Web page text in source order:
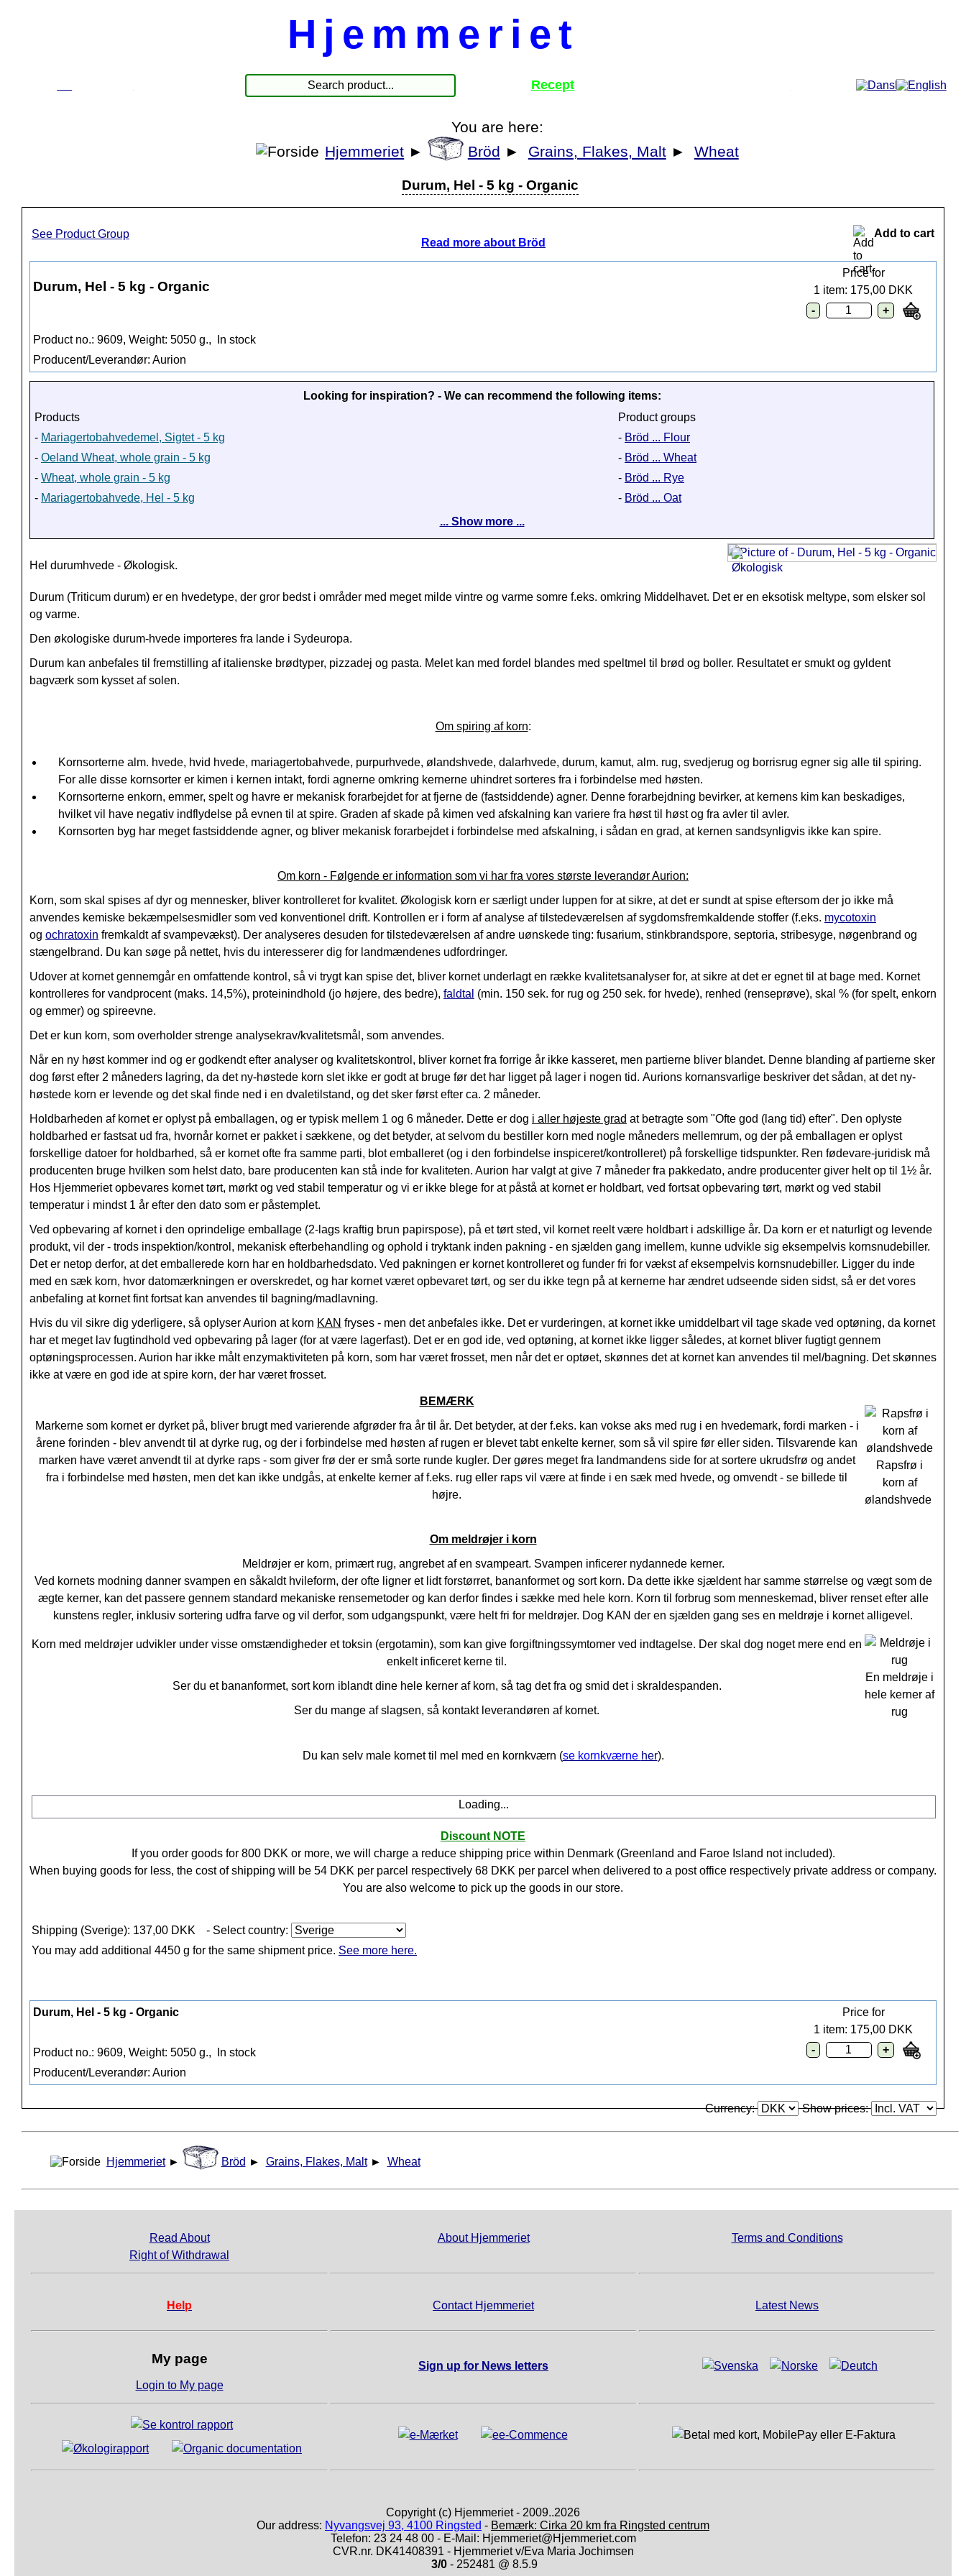
Hjemmeriet
Recept
You are here:
Hjemmeriet ► Bröd ► Grains, Flakes, Malt ► Wheat
Durum, Hel - 5 kg - Organic
See Product Group
Read more about Bröd
Add to cart
Durum, Hel - 5 kg - Organic
Product no.: 9609, Weight: 5050 g.,
In stock
Producent/Leverandør: Aurion
Price for
1 item: 175,00 DKK
Looking for inspiration? - We can recommend the following items:
Products
Product groups
- Mariagertobahvedemel, Sigtet - 5 kg - Bröd ... Flour
- Oeland Wheat, whole grain - 5 kg - Bröd ... Wheat
- Wheat, whole grain - 5 kg - Bröd ... Rye
- Mariagertobahvede, Hel - 5 kg - Bröd ... Oat
... Show more ...
Hel durumhvede - Økologisk.
Durum (Triticum durum) er en hvedetype, der gror bedst i områder med meget milde vintre og varme somre f.eks. omkring Middelhavet. Det er en eksotisk meltype, som elsker sol
og varme.
Den økologiske durum-hvede importeres fra lande i Sydeuropa.
Durum kan anbefales til fremstilling af italienske brødtyper, pizzadej og pasta. Melet kan med fordel blandes med speltmel til brød og boller. Resultatet er smukt og gyldent
bagværk som kysset af solen.
Om spiring af korn:
Kornsorterne alm. hvede, hvid hvede, mariagertobahvede, purpurhvede, ølandshvede, dalarhvede, durum, kamut, alm. rug, svedjerug og borrisrug egner sig alle til spiring.
For alle disse kornsorter er kimen i kernen intakt, fordi agnerne omkring kernerne uhindret sorteres fra i forbindelse med høsten.
Kornsorterne enkorn, emmer, spelt og havre er mekanisk forarbejdet for at fjerne de (fastsiddende) agner. Denne forarbejdning bevirker, at kernens kim kan beskadiges,
hvilket vil have negativ indflydelse på evnen til at spire. Graden af skade på kimen ved afskalning kan variere fra høst til høst og fra avler til avler.
Kornsorten byg har meget fastsiddende agner, og bliver mekanisk forarbejdet i forbindelse med afskalning, i sådan en grad, at kernen sandsynligvis ikke kan spire.
Om korn - Følgende er information som vi har fra vores største leverandør Aurion:
Korn, som skal spises af dyr og mennesker, bliver kontrolleret for kvalitet. Økologisk korn er særligt under luppen for at sikre, at det er sundt at spise eftersom der jo ikke må
anvendes kemiske bekæmpelsesmidler som ved konventionel drift. Kontrollen er i form af analyse af tilstedeværelsen af sygdomsfremkaldende stoffer (f.eks. mycotoxin
og ochratoxin fremkaldt af svampevækst). Der analyseres desuden for tilstedeværelsen af andre uønskede ting: fusarium, stinkbrandspore, septoria, stribesyge, nøgenbrand og
stængelbrand. Du kan søge på nettet, hvis du interesserer dig for landmændenes udfordringer.
Udover at kornet gennemgår en omfattende kontrol, så vi trygt kan spise det, bliver kornet underlagt en række kvalitetsanalyser for, at sikre at det er egnet til at bage med. Kornet
kontrolleres for vandprocent (maks. 14,5%), proteinindhold (jo højere, des bedre), faldtal (min. 150 sek. for rug og 250 sek. for hvede), renhed (renseprøve), skal % (for spelt, enkorn
og emmer) og spireevne.
Det er kun korn, som overholder strenge analysekrav/kvalitetsmål, som anvendes.
Når en ny høst kommer ind og er godkendt efter analyser og kvalitetskontrol, bliver kornet fra forrige år ikke kasseret, men partierne bliver blandet. Denne blanding af partierne sker
dog først efter 2 måneders lagring, da det ny-høstede korn slet ikke er godt at bruge før det har ligget på lager i nogen tid. Aurions kornansvarlige beskriver det sådan, at det ny-
høstede korn er levende og det skal finde ned i en dvaletilstand, og det sker først efter ca. 2 måneder.
Holdbarheden af kornet er oplyst på emballagen, og er typisk mellem 1 og 6 måneder. Dette er dog i aller højeste grad at betragte som "Ofte god (lang tid) efter". Den oplyste
holdbarhed er fastsat ud fra, hvornår kornet er pakket i sækkene, og det betyder, at selvom du bestiller korn med nogle måneders mellemrum, og der på emballagen er oplyst
forskellige datoer for holdbarhed, så er kornet ofte fra samme parti, blot emballeret (og i den forbindelse inspiceret/kontrolleret) på forskellige tidspunkter. Ren fødevare-juridisk må
producenten bruge hvilken som helst dato, bare producenten kan stå inde for kvaliteten. Aurion har valgt at give 7 måneder fra pakkedato, andre producenter giver helt op til 1½ år.
Hos Hjemmeriet opbevares kornet tørt, mørkt og ved stabil temperatur og vi er ikke blege for at påstå at kornet er holdbart, ved fortsat opbevaring tørt, mørkt og ved stabil
temperatur i mindst 1 år efter den dato som er påstemplet.
Ved opbevaring af kornet i den oprindelige emballage (2-lags kraftig brun papirspose), på et tørt sted, vil kornet reelt være holdbart i adskillige år. Da korn er et naturligt og levende
produkt, vil der - trods inspektion/kontrol, mekanisk efterbehandling og ophold i tryktank inden pakning - en sjælden gang imellem, kunne udvikle sig eksempelvis kornsnudebiller.
Det er netop derfor, at det emballerede korn har en holdbarhedsdato. Ved pakningen er kornet kontrolleret og funder fri for vækst af eksempelvis kornsnudebiller. Ligger du inde
med en sæk korn, hvor datomærkningen er overskredet, og har kornet været opbevaret tørt, og ser du ikke tegn på at kernerne har ændret udseende siden sidst, så er det vores
anbefaling at kornet fint fortsat kan anvendes til bagning/madlavning.
Hvis du vil sikre dig yderligere, så oplyser Aurion at korn KAN fryses - men det anbefales ikke. Det er vurderingen, at kornet ikke umiddelbart vil tage skade ved optøning, da kornet
har et meget lav fugtindhold ved opbevaring på lager (for at være lagerfast). Det er en god ide, ved optøning, at kornet ikke ligger således, at kornet bliver fugtigt gennem
optøningsprocessen. Aurion har ikke målt enzymaktiviteten på korn, som har været frosset, men når det er optøet, skønnes det at kornet kan anvendes til mel/bagning. Det skønnes
ikke at være en god ide at spire korn, der har været frosset.
BEMÆRK
Markerne som kornet er dyrket på, bliver brugt med varierende afgrøder fra år til år. Det betyder, at der f.eks. kan vokse aks med rug i en hvedemark, fordi marken - i
årene forinden - blev anvendt til at dyrke rug, og der i forbindelse med høsten af rugen er blevet tabt enkelte kerner, som så vil spire før eller siden. Tilsvarende kan
marken have været anvendt til at dyrke raps - som giver frø der er små sorte runde kugler. Der gøres meget fra landmandens side for at sortere ukrudsfrø og andet
fra i forbindelse med høsten, men det kan ikke undgås, at enkelte kerner af f.eks. rug eller raps vil være at finde i en sæk med hvede, og omvendt - se billede til
højre.
Rapsfrø i
korn af
ølandshvede
Om meldrøjer i korn
Meldrøjer er korn, primært rug, angrebet af en svampeart. Svampen inficerer nydannede kerner.
Ved kornets modning danner svampen en såkaldt hvileform, der ofte ligner et lidt forstørret, bananformet og sort korn. Da dette ikke sjældent har samme størrelse og vægt som de
ægte kerner, kan det passere gennem standard mekaniske rensemetoder og kan derfor findes i sække med hele korn. Korn til forbrug som menneskemad, bliver renset efter alle
kunstens regler, inklusiv sortering udfra farve og vil derfor, som udgangspunkt, være helt fri for meldrøjer. Dog KAN der en sjælden gang ses en meldrøje i kornet alligevel.
Korn med meldrøjer udvikler under visse omstændigheder et toksin (ergotamin), som kan give forgiftningssymtomer ved indtagelse. Der skal dog noget mere end en
enkelt inficeret kerne til.
Ser du et bananformet, sort korn iblandt dine hele kerner af korn, så tag det fra og smid det i skraldespanden.
Ser du mange af slagsen, så kontakt leverandøren af kornet.
En meldrøje i
hele kerner af
rug
Du kan selv male kornet til mel med en kornkværn (se kornkværne her).
Loading...
Discount NOTE
If you order goods for 800 DKK or more, we will charge a reduce shipping price within Denmark (Greenland and Faroe Island not included).
When buying goods for less, the cost of shipping will be 54 DKK per parcel respectively 68 DKK per parcel when delivered to a post office respectively private address or company.
You are also welcome to pick up the goods in our store.
Shipping (Sverige): 137,00 DKK
- Select country:
You may add additional 4450 g for the same shipment price. See more here.
Durum, Hel - 5 kg - Organic
Product no.: 9609, Weight: 5050 g.,
In stock
Producent/Leverandør: Aurion
Price for
1 item: 175,00 DKK
Currency: Show prices:
Hjemmeriet ► Bröd ► Grains, Flakes, Malt ► Wheat
Read About
Right of Withdrawal
About Hjemmeriet Terms and Conditions
Help Contact Hjemmeriet Latest News
My page
Login to My page
Sign up for News letters
Copyright (c) Hjemmeriet - 2009..2026
Our address: Nyvangsvej 93, 4100 Ringsted - Bemærk: Cirka 20 km fra Ringsted centrum
Telefon: 23 24 48 00 - E-Mail: Hjemmeriet@Hjemmeriet.com
CVR.nr. DK41408391 - Hjemmeriet v/Eva Maria Jochimsen
3/0 - 252481 @ 8.5.9